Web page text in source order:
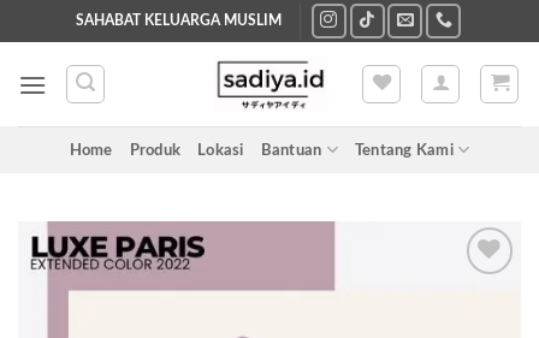
to
content
SAHABAT KELUARGA MUSLIM
Home Produk Lokasi Bantuan Tentang Kami